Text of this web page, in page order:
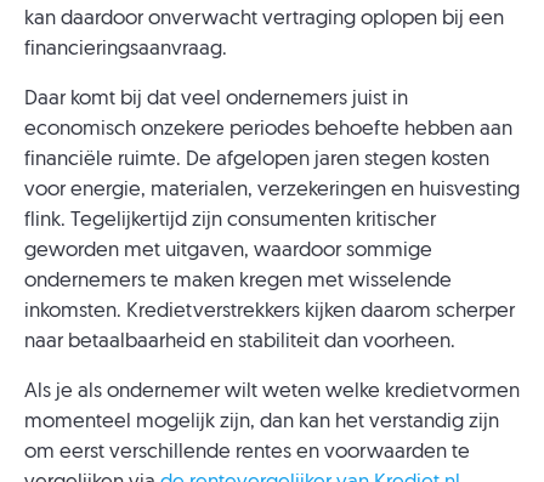
kan daardoor onverwacht vertraging oplopen bij een
financieringsaanvraag.
Daar komt bij dat veel ondernemers juist in
economisch onzekere periodes behoefte hebben aan
financiële ruimte. De afgelopen jaren stegen kosten
voor energie, materialen, verzekeringen en huisvesting
flink. Tegelijkertijd zijn consumenten kritischer
geworden met uitgaven, waardoor sommige
ondernemers te maken kregen met wisselende
inkomsten. Kredietverstrekkers kijken daarom scherper
naar betaalbaarheid en stabiliteit dan voorheen.
Als je als ondernemer wilt weten welke kredietvormen
momenteel mogelijk zijn, dan kan het verstandig zijn
om eerst verschillende rentes en voorwaarden te